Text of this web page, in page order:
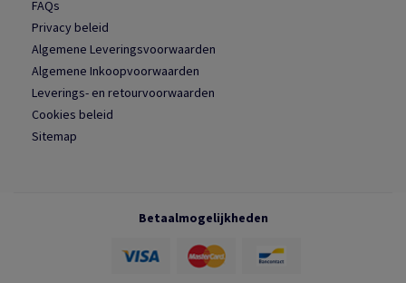
FAQs
Privacy beleid
Algemene Leveringsvoorwaarden
Algemene Inkoopvoorwaarden
Leverings- en retourvoorwaarden
Cookies beleid
Sitemap
Betaalmogelijkheden